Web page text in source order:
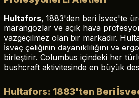
Hultafors, 1883'den beri İsveç'te
marangozlar ve açık hava
vazgeçilmez olan bir markadır.
İsveç çeliğinin dayanıklılığını ve
birleştirir. Columbus içindeki her
bushcraft aktivitesinde en büyük
Hultafors: 1883'ten Beri